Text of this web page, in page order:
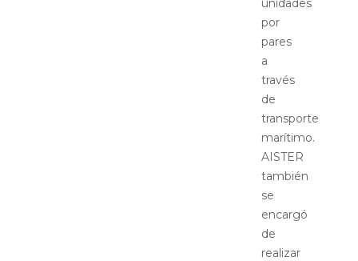
unidades
por
pares
a
través
de
transporte
marítimo.
AISTER
también
se
encargó
de
realizar